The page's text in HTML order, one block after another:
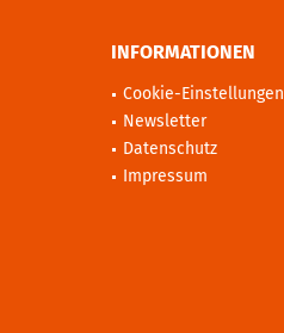
INFORMATIONEN
Cookie-Einstellungen
Newsletter
Datenschutz
Impressum